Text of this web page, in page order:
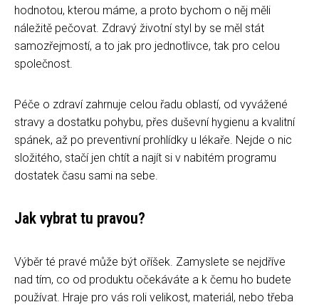
hodnotou, kterou máme, a proto bychom o něj měli
náležitě pečovat. Zdravý životní styl by se měl stát
samozřejmostí, a to jak pro jednotlivce, tak pro celou
společnost.
Péče o zdraví zahrnuje celou řadu oblastí, od vyvážené
stravy a dostatku pohybu, přes duševní hygienu a kvalitní
spánek, až po preventivní prohlídky u lékaře. Nejde o nic
složitého, stačí jen chtít a najít si v nabitém programu
dostatek času sami na sebe.
Jak vybrat tu pravou?
Výběr té pravé může být oříšek. Zamyslete se nejdříve
nad tím, co od produktu očekáváte a k čemu ho budete
používat. Hraje pro vás roli velikost, materiál, nebo třeba